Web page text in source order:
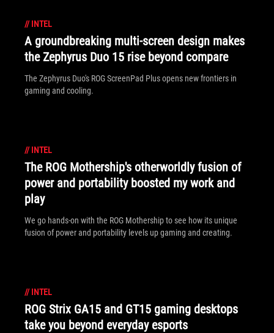
// INTEL
A groundbreaking multi-screen design makes
the Zephyrus Duo 15 rise beyond compare
The Zephyrus Duo's ROG ScreenPad Plus opens new frontiers in
gaming and cooling.
// INTEL
The ROG Mothership's otherworldly fusion of
power and portability boosted my work and
play
We go hands-on with the ROG Mothership to see how its unique
fusion of power and portability levels up gaming and creating.
// INTEL
ROG Strix GA15 and GT15 gaming desktops
take you beyond everyday esports